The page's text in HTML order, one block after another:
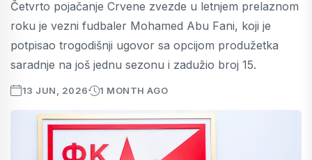
Četvrto pojačanje Crvene zvezde u letnjem prelaznom
roku je vezni fudbaler Mohamed Abu Fani, koji je
potpisao trogodišnji ugovor sa opcijom produžetka
saradnje na još jednu sezonu i zadužio broj 15.
13 JUN, 2026 1 MONTH AGO